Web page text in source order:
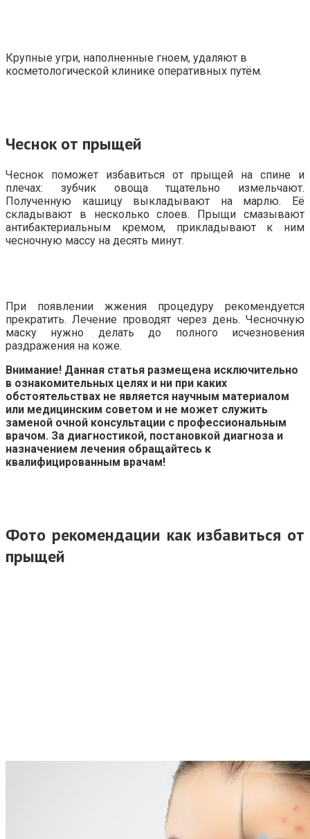
Крупные угри, наполненные гноем, удаляют в
косметологической клинике оперативных путём.
Чеснок от прыщей
Чеснок поможет избавиться от прыщей на спине и
плечах: зубчик овоща тщательно измельчают.
Полученную кашицу выкладывают на марлю. Её
складывают в несколько слоев. Прыщи смазывают
антибактериальным кремом, прикладывают к ним
чесночную массу на десять минут.
При появлении жжения процедуру рекомендуется
прекратить. Лечение проводят через день. Чесночную
маску нужно делать до полного исчезновения
раздражения на коже.
Внимание! Данная статья размещена исключительно
в ознакомительных целях и ни при каких
обстоятельствах не является научным материалом
или медицинским советом и не может служить
заменой очной консультации с профессиональным
врачом. За диагностикой, постановкой диагноза и
назначением лечения обращайтесь к
квалифицированным врачам!
Фото рекомендации как избавиться от
прыщей